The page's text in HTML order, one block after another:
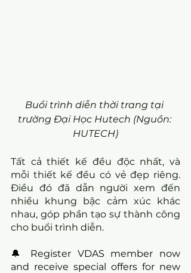
Buổi trình diễn thời trang tại
trường Đại Học Hutech (Nguồn:
HUTECH)
Tất cả thiết kế đều độc nhất, và
mỗi thiết kế đều có vẻ đẹp riêng.
Điều đó đã dẫn người xem đến
nhiều khung bậc cảm xúc khác
nhau, góp phần tạo sự thành công
cho buổi trình diễn.
🔔 Register VDAS member now
and receive special offers for new